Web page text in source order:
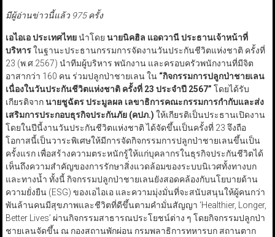
มีผู้อ่านข่าวนี้แล้ว 975 ครั้ง
เอไอเอ ประเทศไทยนำโดย นายนิคฮิล แอดวานี ประธานเจ้าหน้าที่
บริหารในฐานะประธานกรรมการจัดงานวันประกันชีวิตแห่งชาติ ครั้งที่
23 (พ.ศ.2567) นำทีมผู้บริหาร พนักงาน และครอบครัวพนักงานที่มีจิต
อาสากว่า 160 คน ร่วมปลูกป่าชายเลน ใน “กิจกรรมการปลูกป่าชายเลน
เนื่องในวันประกันชีวิตแห่งชาติ ครั้งที่ 23 ประจำปี 2567” โดยได้รับ
เกียรติจากนายชูฉัตร ประมูลผล เลขาธิการคณะกรรมการกำกับและส่ง
เสริมการประกอบธุรกิจประกันภัย (คปภ.) ให้เกียรติเป็นประธานเปิดงาน
โดยในปีนี้งานวันประกันชีวิตแห่งชาติ ได้จัดขึ้นเป็นครั้งที่ 23 จึงถือ
โอกาสนี้เป็นวาระพิเศษให้มีการจัดกิจกรรมการปลูกป่าชายเลนขึ้นเป็น
ครั้งแรก เพื่อสร้างความตระหนักรู้ให้แก่บุคลากรในธุรกิจประกันชีวิตได้
เห็นถึงความสำคัญของการรักษาสิ่งแวดล้อมของระบบนิเวศทั้งทางบก
และทางน้ำ ทั้งนี้ กิจกรรมปลูกป่าชายเลนยังสอดคล้องกับนโยบายด้าน
ความยั่งยืน (ESG) ของเอไอเอ และความมุ่งมั่นที่จะสนับสนุนให้ผู้คนกว่า
พันล้านคนมีสุขภาพและชีวิตที่ดีขึ้นตามคำมั่นสัญญา ‘Healthier, Longer,
Better Lives’ ผ่านกิจกรรมสาธารณประโยชน์ต่าง ๆ โดยกิจกรรมปลูกป่า
ชายเลนจัดขึ้น ณ กองสถานพักผ่อน กรมพลาธิการทหารบก สถานตาก